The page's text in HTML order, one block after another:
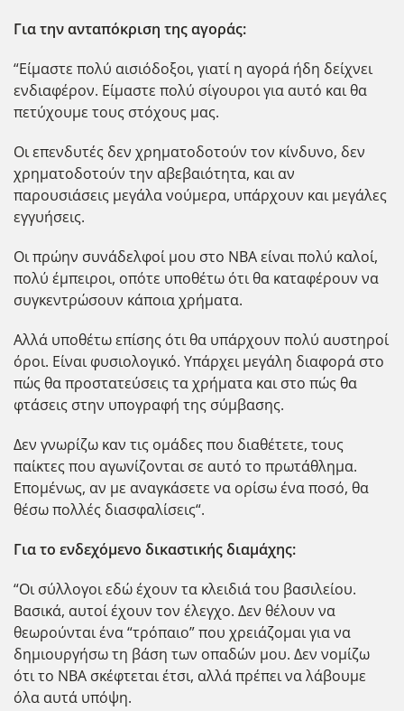
Για την ανταπόκριση της αγοράς:
“Είμαστε πολύ αισιόδοξοι, γιατί η αγορά ήδη δείχνει
ενδιαφέρον. Είμαστε πολύ σίγουροι για αυτό και θα
πετύχουμε τους στόχους μας.
Οι επενδυτές δεν χρηματοδοτούν τον κίνδυνο, δεν
χρηματοδοτούν την αβεβαιότητα, και αν
παρουσιάσεις μεγάλα νούμερα, υπάρχουν και μεγάλες
εγγυήσεις.
Οι πρώην συνάδελφοί μου στο NBA είναι πολύ καλοί,
πολύ έμπειροι, οπότε υποθέτω ότι θα καταφέρουν να
συγκεντρώσουν κάποια χρήματα.
Αλλά υποθέτω επίσης ότι θα υπάρχουν πολύ αυστηροί
όροι. Είναι φυσιολογικό. Υπάρχει μεγάλη διαφορά στο
πώς θα προστατεύσεις τα χρήματα και στο πώς θα
φτάσεις στην υπογραφή της σύμβασης.
Δεν γνωρίζω καν τις ομάδες που διαθέτετε, τους
παίκτες που αγωνίζονται σε αυτό το πρωτάθλημα.
Επομένως, αν με αναγκάσετε να ορίσω ένα ποσό, θα
θέσω πολλές διασφαλίσεις“.
Για το ενδεχόμενο δικαστικής διαμάχης:
“Οι σύλλογοι εδώ έχουν τα κλειδιά του βασιλείου.
Βασικά, αυτοί έχουν τον έλεγχο. Δεν θέλουν να
θεωρούνται ένα “τρόπαιο” που χρειάζομαι για να
δημιουργήσω τη βάση των οπαδών μου. Δεν νομίζω
ότι το NBA σκέφτεται έτσι, αλλά πρέπει να λάβουμε
όλα αυτά υπόψη.